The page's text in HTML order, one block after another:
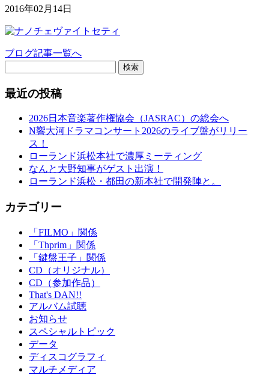
2016年02月14日
ブログ記事一覧へ
検索
最近の投稿
2026日本音楽著作権協会（JASRAC）の総会へ
N響大河ドラマコンサート2026のライブ盤がリリー
ス！
ローランド浜松本社で濃厚ミーティング
なんと大野知事がゲスト出演！
ローランド浜松・都田の新本社で開発陣と。
カテゴリー
「FILMO」関係
「Thprim」関係
「鍵盤王子」関係
CD（オリジナル）
CD（参加作品）
That's DAN!!
アルバム試聴
お知らせ
スペシャルトピック
データ
ディスコグラフィ
マルチメディア